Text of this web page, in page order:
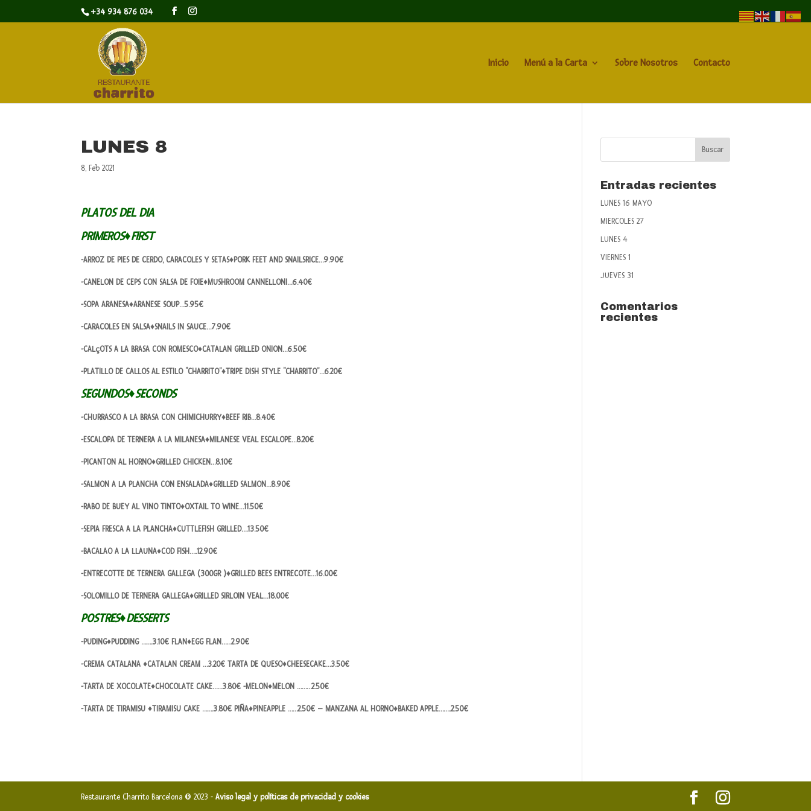
+34 934 876 034
Inicio Menú a la Carta Sobre Nosotros Contacto
LUNES 8
8, Feb 2021
PLATOS DEL DIA
PRIMEROS♦FIRST
-ARROZ DE PIES DE CERDO, CARACOLES Y SETAS♦PORK FEET AND SNAILSRICE…9.90€
-CANELON DE CEPS CON SALSA DE FOIE♦MUSHROOM CANNELLONI…6.40€
-SOPA ARANESA♦ARANESE SOUP…5.95€
-CARACOLES EN SALSA♦SNAILS IN SAUCE…7.90€
-CALçOTS A LA BRASA CON ROMESCO♦CATALAN GRILLED ONION…6.50€
-PLATILLO DE CALLOS AL ESTILO “CHARRITO”♦TRIPE DISH STYLE “CHARRITO”…6.20€
SEGUNDOS♦SECONDS
-CHURRASCO A LA BRASA CON CHIMICHURRY♦BEEF RIB…8.40€
-ESCALOPA DE TERNERA A LA MILANESA♦MILANESE VEAL ESCALOPE…8.20€
-PICANTON AL HORNO♦GRILLED CHICKEN…8.10€
-SALMON A LA PLANCHA CON ENSALADA♦GRILLED SALMON…8.90€
-RABO DE BUEY AL VINO TINTO♦OXTAIL TO WINE…11.50€
-SEPIA FRESCA A LA PLANCHA♦CUTTLEFISH GRILLED….13.50€
-BACALAO A LA LLAUNA♦COD FISH…..12.90€
-ENTRECOTTE DE TERNERA GALLEGA (300GR )♦GRILLED BEES ENTRECOTE…16.00€
-SOLOMILLO DE TERNERA GALLEGA♦GRILLED SIRLOIN VEAL…18.00€
POSTRES♦DESSERTS
-PUDING♦PUDDING …….3.10€ FLAN♦EGG FLAN……2.90€
-CREMA CATALANA ♦CATALAN CREAM …3.20€ TARTA DE QUESO♦CHEESECAKE…3.50€
-TARTA DE XOCOLATE♦CHOCOLATE CAKE……3.80€ -MELON♦MELON ………2.50€
-TARTA DE TIRAMISU ♦TIRAMISU CAKE …….3.80€ PIÑA♦PINEAPPLE ……2.50€ – MANZANA AL HORNO♦BAKED APPLE……..2.50€
Entradas recientes
LUNES 16 MAYO
MIERCOLES 27
LUNES 4
VIERNES 1
JUEVES 31
Comentarios
recientes
Restaurante Charrito Barcelona ® 2023 -Aviso legal y políticas de privacidad y cookies